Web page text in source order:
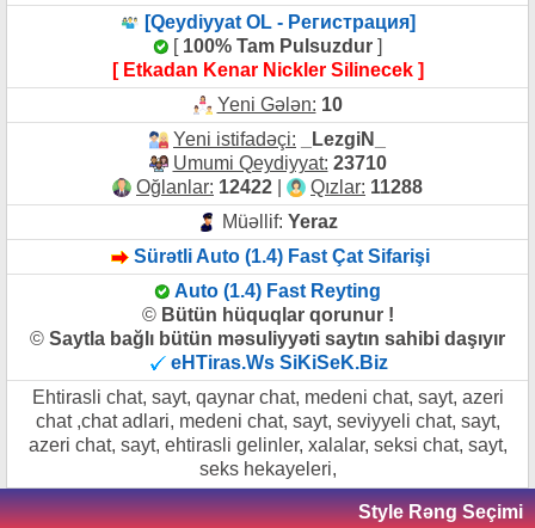
[Qeydiyyat OL - Регистрация]
[ 100% Tam Pulsuzdur ]
[ Etkadan Kenar Nickler Silinecek ]
Yeni Gələn: 10
Yeni istifadəçi:
_LezgiN_
Umumi Qeydiyyat: 23710
Oğlanlar: 12422 Qızlar: 11288
Müəllif: Yeraz
Sürətli Auto (1.4) Fast Çat Sifarişi
Auto (1.4) Fast Reyting
© Bütün hüquqlar qorunur !
© Saytla bağlı bütün məsuliyyəti saytın sahibi daşıyır
eHTiras.Ws SiKiSeK.Biz
Ehtirasli chat, sayt, qaynar chat, medeni chat, sayt, azeri
chat ,chat adlari, medeni chat, sayt, seviyyeli chat, sayt,
azeri chat, sayt, ehtirasli gelinler, xalalar, seksi chat, sayt,
seks hekayeleri,
Style Rəng Seçimi